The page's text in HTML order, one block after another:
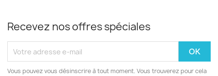
Recevez nos offres spéciales
Vous pouvez vous désinscrire à tout moment. Vous trouverez pour cela